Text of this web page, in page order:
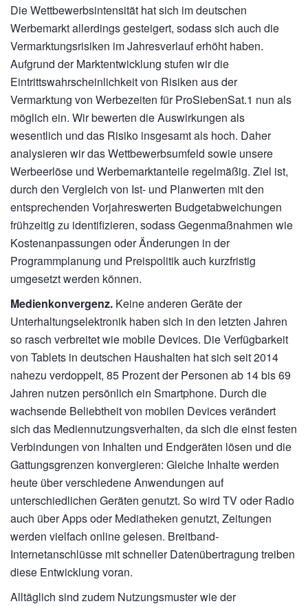
Die Wettbewerbsintensität hat sich im deutschen
Werbemarkt allerdings gesteigert, sodass sich auch die
Vermarktungsrisiken im Jahresverlauf erhöht haben.
Aufgrund der Marktentwicklung stufen wir die
Eintrittswahrscheinlichkeit von Risiken aus der
Vermarktung von Werbezeiten für ProSiebenSat.1 nun als
möglich ein. Wir bewerten die Auswirkungen als
wesentlich und das Risiko insgesamt als hoch. Daher
analysieren wir das Wettbewerbsumfeld sowie unsere
Werbeerlöse und Werbemarktanteile regelmäßig. Ziel ist,
durch den Vergleich von Ist- und Planwerten mit den
entsprechenden Vorjahreswerten Budgetabweichungen
frühzeitig zu identifizieren, sodass Gegenmaßnahmen wie
Kostenanpassungen oder Änderungen in der
Programmplanung und Preispolitik auch kurzfristig
umgesetzt werden können.
Medienkonvergenz. Keine anderen Geräte der
Unterhaltungselektronik haben sich in den letzten Jahren
so rasch verbreitet wie mobile Devices. Die Verfügbarkeit
von Tablets in deutschen Haushalten hat sich seit 2014
nahezu verdoppelt, 85 Prozent der Personen ab 14 bis 69
Jahren nutzen persönlich ein Smartphone. Durch die
wachsende Beliebtheit von mobilen Devices verändert
sich das Mediennutzungsverhalten, da sich die einst festen
Verbindungen von Inhalten und Endgeräten lösen und die
Gattungsgrenzen konvergieren: Gleiche Inhalte werden
heute über verschiedene Anwendungen auf
unterschiedlichen Geräten genutzt. So wird TV oder Radio
auch über Apps oder Mediatheken genutzt, Zeitungen
werden vielfach online gelesen. Breitband-
Internetanschlüsse mit schneller Datenübertragung treiben
diese Entwicklung voran.
Alltäglich sind zudem Nutzungsmuster wie der